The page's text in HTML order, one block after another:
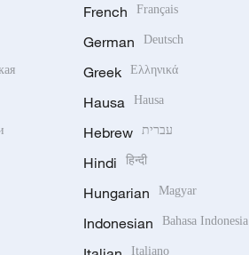
French Français
German Deutsch
Greek Ελληνικά
Hausa Hausa
Hebrew עברית
Hindi हिन्दी
Hungarian Magyar
Indonesian Bahasa Indonesia
Italiano